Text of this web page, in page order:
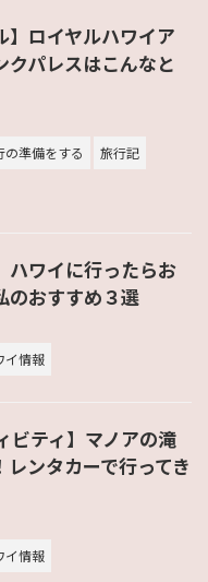
】ロイヤルハワイア
クパレスはこんなと
の準備をする
旅行記
ハワイに行ったらお
のおすすめ３選
イ情報
ビティ】マノアの滝
ンタカーで行ってき
イ情報